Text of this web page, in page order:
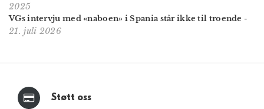
2025
VGs intervju med «naboen» i Spania står ikke til troende -
21. juli 2026
Støtt oss